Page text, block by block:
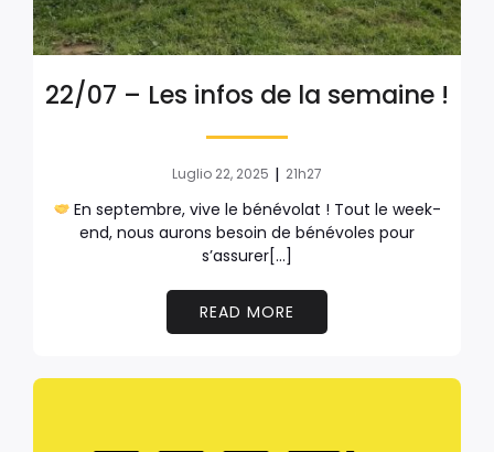
22/07 – Les infos de la semaine !
Luglio 22, 2025 | 21h27
En septembre, vive le bénévolat ! Tout le week-
end, nous aurons besoin de bénévoles pour
s’assurer[…]
READ MORE